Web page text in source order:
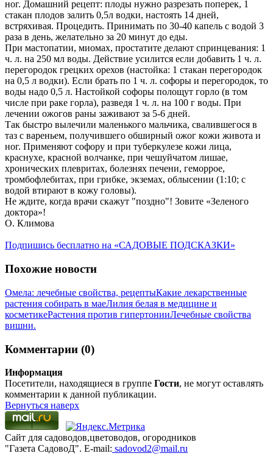
ног. Домашний рецепт: плоды нужно разрезать поперек, 1
стакан плодов залить 0,5л водки, настоять 14 дней,
встряхивая. Процедить. Принимать по 30-40 капель с водой 3
раза в день, желательно за 20 минут до еды.
При мастопатии, миомах, простатите делают спринцевания: 1
ч. л. на 250 мл воды. Действие усилится если добавить 1 ч. л.
перегородок грецких орехов (настойка: 1 стакан перегородок
на 0,5 л водки). Если брать по 1 ч. л. софоры и перегородок, то
воды надо 0,5 л. Настойкой софоры полощут горло (в том
числе при раке горла), разведя 1 ч. л. на 100 г воды. При
лечении ожогов раны заживают за 5-6 дней.
Так быстро вылечили маленького мальчика, свалившегося в
таз с вареньем, получившего обширный ожог кожи живота и
ног. Применяют софору и при туберкулезе кожи лица,
краснухе, красной волчанке, при чешуйчатом лишае,
хронических плевритах, болезнях печени, геморрое,
тромбофлебитах, при грибке, экземах, облысении (1:10; с
водой втирают в кожу головы).
Не ждите, когда врачи скажут "поздно"! Зовите «Зеленого
доктора»!
О. Климова
Подпишись бесплатно на «САДОВЫЕ ПОДСКАЗКИ»
Похожие новости
Омела: лечебные свойства, рецептыКакие лекарственные
растения собирать в маеЛилия белая в медицине и
косметикеРастения против гипертонииЛечебные свойства
вишни.
Комментарии (0)
Информация
Посетители, находящиеся в группе Гости, не могут оставлять
комментарии к данной публикации.
Вернуться наверх
Сайт для садоводов,цветоводов, огородников
"Газета СадовоД". E-mail: sadovod2@mail.ru